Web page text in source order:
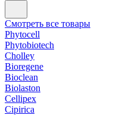
Смотреть все товары
Phytocell
Phytobiotech
Cholley
Bioregene
Bioclean
Biolaston
Cellipex
Cipirica